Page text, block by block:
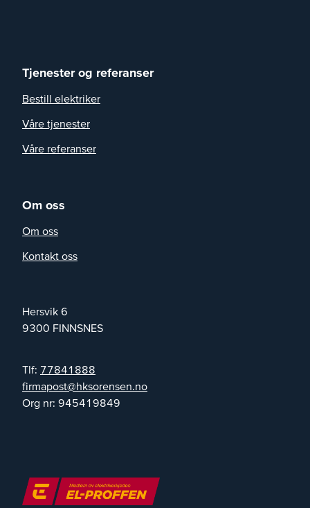
Hersvik 6
9300 FINNSNES
Tlf: 77841888
on.nesneroskh@tsopamrif
Org nr: 945419849
Tjenester og referanser
Bestill elektriker
Våre tjenester
Våre referanser
Om oss
Om oss
Kontakt oss